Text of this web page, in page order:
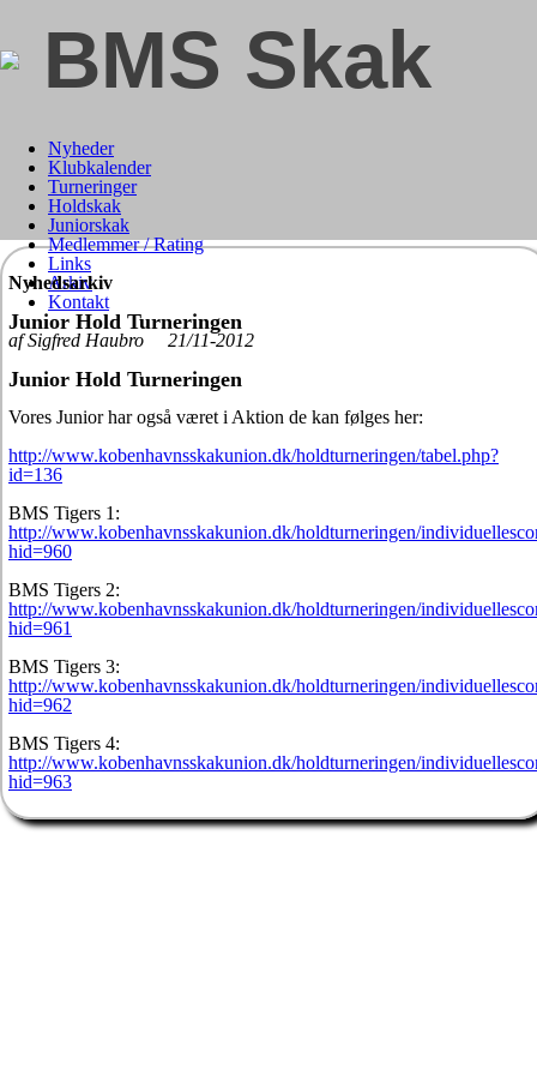
BMS Skak
Nyheder
Klubkalender
Turneringer
Holdskak
Juniorskak
Medlemmer / Rating
Links
Arkiv
Kontakt
Nyhedsarkiv
Junior Hold Turneringen
af Sigfred Haubro 21/11-2012
Junior Hold Turneringen
Vores Junior har også været i Aktion de kan følges her:
http://www.kobenhavnsskakunion.dk/holdturneringen/tabel.php?
id=136
BMS Tigers 1:
http://www.kobenhavnsskakunion.dk/holdturneringen/
hid=960
BMS Tigers 2:
http://www.kobenhavnsskakunion.dk/holdturneringen/
hid=961
BMS Tigers 3:
http://www.kobenhavnsskakunion.dk/holdturneringen/
hid=962
BMS Tigers 4:
http://www.kobenhavnsskakunion.dk/holdturneringen/
hid=963